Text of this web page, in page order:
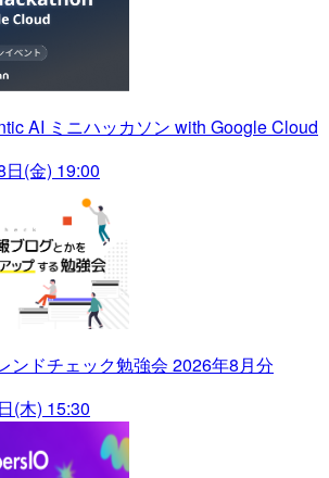
AI ミニハッカソン with Google Cloud
(金) 19:00
ンドチェック勉強会 2026年8月分
(木) 15:30